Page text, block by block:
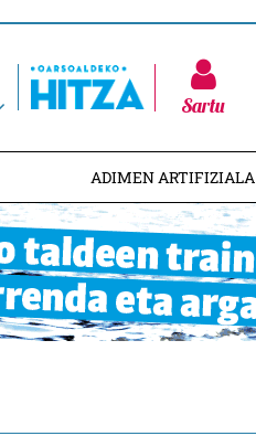
Sartu
ADIMEN ARTIFIZIALA